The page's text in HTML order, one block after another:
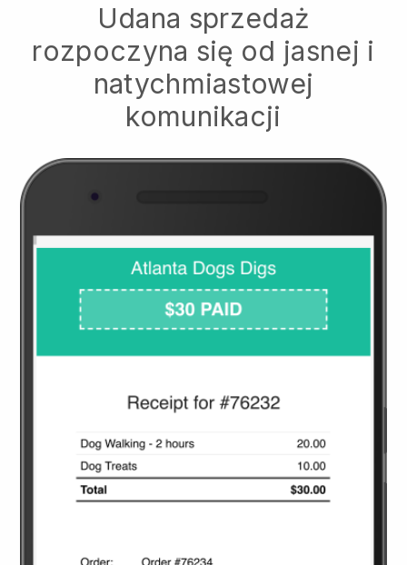
Udana sprzedaż
rozpoczyna się od jasnej i
natychmiastowej
komunikacji